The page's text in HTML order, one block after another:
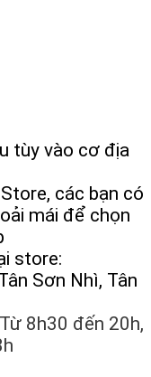
tùy vào cơ địa
các bạn có
mái để chọn
store:
Sơn Nhì, Tân
8h30 đến 20h,